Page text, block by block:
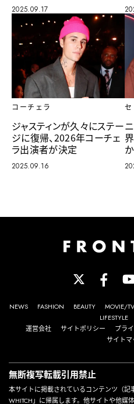
2025.09.17
コーチェラ
ジャスティンが久々にステー
ジに復帰、2026年コーチェ
ラ出演者が決定
2025.09.16
セ
か
NEWS FASHION BEAUTY MOVIE/TV
LIFESTYLE
運営会社
サイトポリシー プラ
サイトマ
無断複写転載引用禁止
本サイトに掲載されているコンテンツ（
WHITCH」に帰属します。他サイトや他媒